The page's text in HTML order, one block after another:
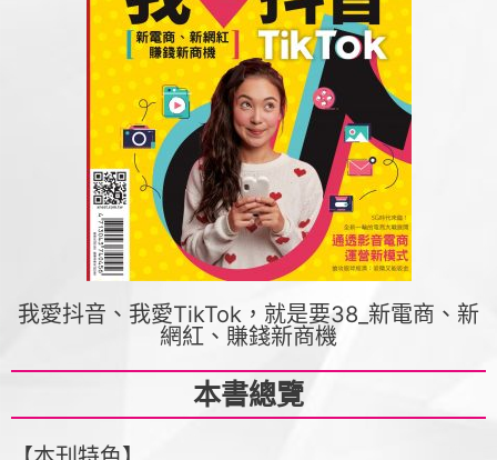
我愛抖音、我愛TikTok，就是要38_新電商、新
網紅、賺錢新商機
本書總覽